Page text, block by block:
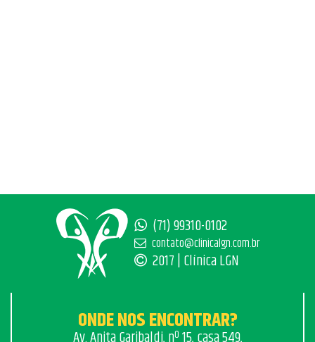
(71) 99310-0102
contato@clinicalgn.com.br
2017 | Clínica LGN
ONDE NOS ENCONTRAR?